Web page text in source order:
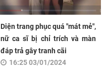
Diện trang phục quá "mát mẻ",
nữ ca sĩ bị chỉ trích và màn
đáp trả gây tranh cãi
16:25 03/01/2024